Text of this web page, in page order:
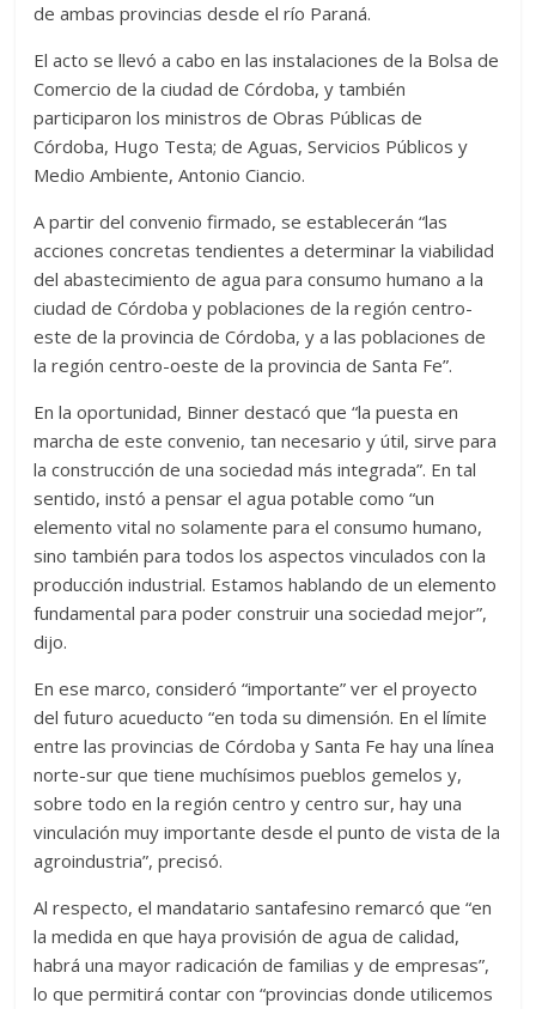
de ambas provincias desde el río Paraná.
El acto se llevó a cabo en las instalaciones de la Bolsa de
Comercio de la ciudad de Córdoba, y también
participaron los ministros de Obras Públicas de
Córdoba, Hugo Testa; de Aguas, Servicios Públicos y
Medio Ambiente, Antonio Ciancio.
A partir del convenio firmado, se establecerán “las
acciones concretas tendientes a determinar la viabilidad
del abastecimiento de agua para consumo humano a la
ciudad de Córdoba y poblaciones de la región centro-
este de la provincia de Córdoba, y a las poblaciones de
la región centro-oeste de la provincia de Santa Fe”.
En la oportunidad, Binner destacó que “la puesta en
marcha de este convenio, tan necesario y útil, sirve para
la construcción de una sociedad más integrada”. En tal
sentido, instó a pensar el agua potable como “un
elemento vital no solamente para el consumo humano,
sino también para todos los aspectos vinculados con la
producción industrial. Estamos hablando de un elemento
fundamental para poder construir una sociedad mejor”,
dijo.
En ese marco, consideró “importante” ver el proyecto
del futuro acueducto “en toda su dimensión. En el límite
entre las provincias de Córdoba y Santa Fe hay una línea
norte-sur que tiene muchísimos pueblos gemelos y,
sobre todo en la región centro y centro sur, hay una
vinculación muy importante desde el punto de vista de la
agroindustria”, precisó.
Al respecto, el mandatario santafesino remarcó que “en
la medida en que haya provisión de agua de calidad,
habrá una mayor radicación de familias y de empresas”,
lo que permitirá contar con “provincias donde utilicemos